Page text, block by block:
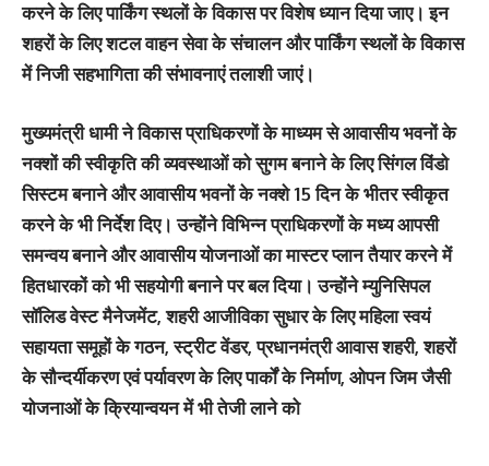
करने के लिए पार्किंग स्थलों के विकास पर विशेष ध्यान दिया जाए। इन
शहरों के लिए शटल वाहन सेवा के संचालन और पार्किंग स्थलों के विकास
में निजी सहभागिता की संभावनाएं तलाशी जाएं।
मुख्यमंत्री धामी ने विकास प्राधिकरणों के माध्यम से आवासीय भवनों के
नक्शों की स्वीकृति की व्यवस्थाओं को सुगम बनाने के लिए सिंगल विंडो
सिस्टम बनाने और आवासीय भवनों के नक्शे 15 दिन के भीतर स्वीकृत
करने के भी निर्देश दिए। उन्होंने विभिन्न प्राधिकरणों के मध्य आपसी
समन्वय बनाने और आवासीय योजनाओं का मास्टर प्लान तैयार करने में
हितधारकों को भी सहयोगी बनाने पर बल दिया। उन्होंने म्युनिसिपल
सॉलिड वेस्ट मैनेजमेंट, शहरी आजीविका सुधार के लिए महिला स्वयं
सहायता समूहों के गठन, स्ट्रीट वेंडर, प्रधानमंत्री आवास शहरी, शहरों
के सौन्दर्यीकरण एवं पर्यावरण के लिए पार्कों के निर्माण, ओपन जिम जैसी
योजनाओं के क्रियान्वयन में भी तेजी लाने को